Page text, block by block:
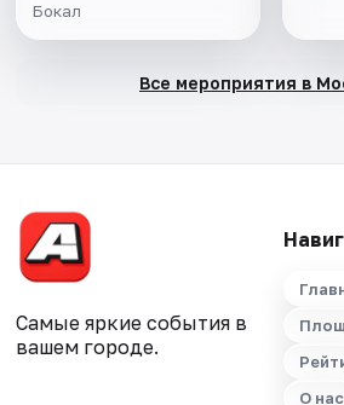
Бокал
Все мероприятия в
Самые яркие события в
вашем городе.
О нас